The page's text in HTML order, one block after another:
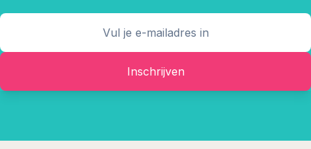
Inschrijven